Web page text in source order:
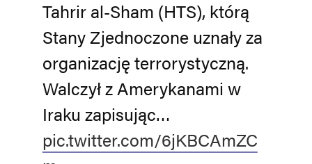
Tahrir al-Sham (HTS), którą
Stany Zjednoczone uznały za
organizację terrorystyczną.
Walczył z Amerykanami w
Iraku zapisując…
pic.twitter.com/6jKBCAmZC